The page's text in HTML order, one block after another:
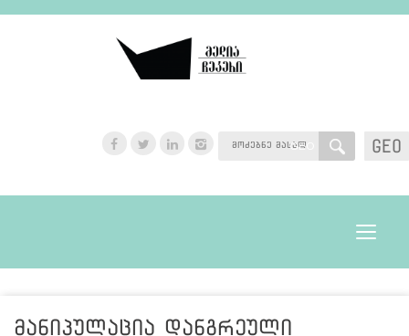
GEO
GEO
Toggle
მანიპულაცია დანგრეული